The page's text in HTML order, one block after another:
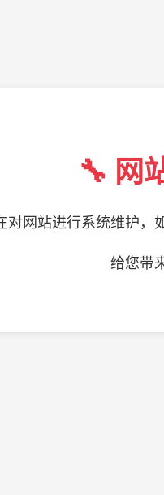
🔧 网
对网站进行系统维护，
给您带